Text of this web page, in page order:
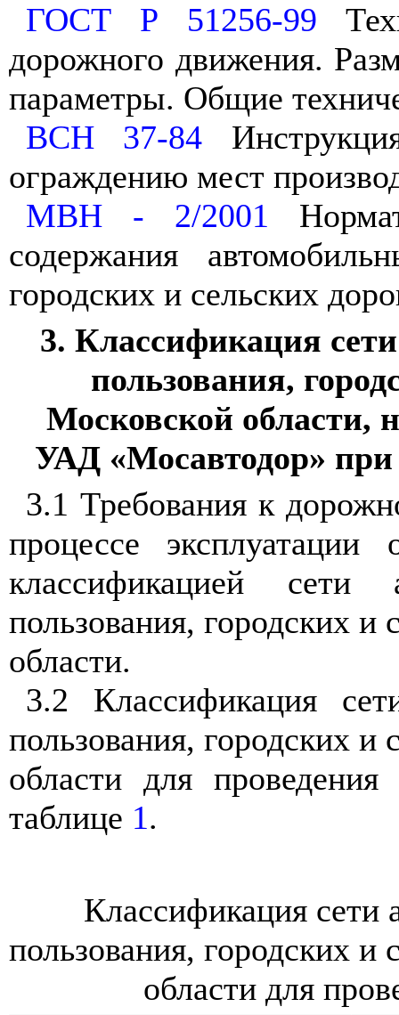
ГОСТ Р 51256-99
дорожного движения.
параметры. Общие
ВСН 37-84
ограждению мест
МВН - 2/2001
содержания
городских и сельских
3. Классификация
пользования,
Московской области,
УАД «Мосавтодор» при
3.1 Требования к
процессе эксплуатации
классификацией сети
пользования, городских
области.
3.2 Классификация
пользования, городских
области для
таблице 1.
Классификация сети
пользования, городских
области для